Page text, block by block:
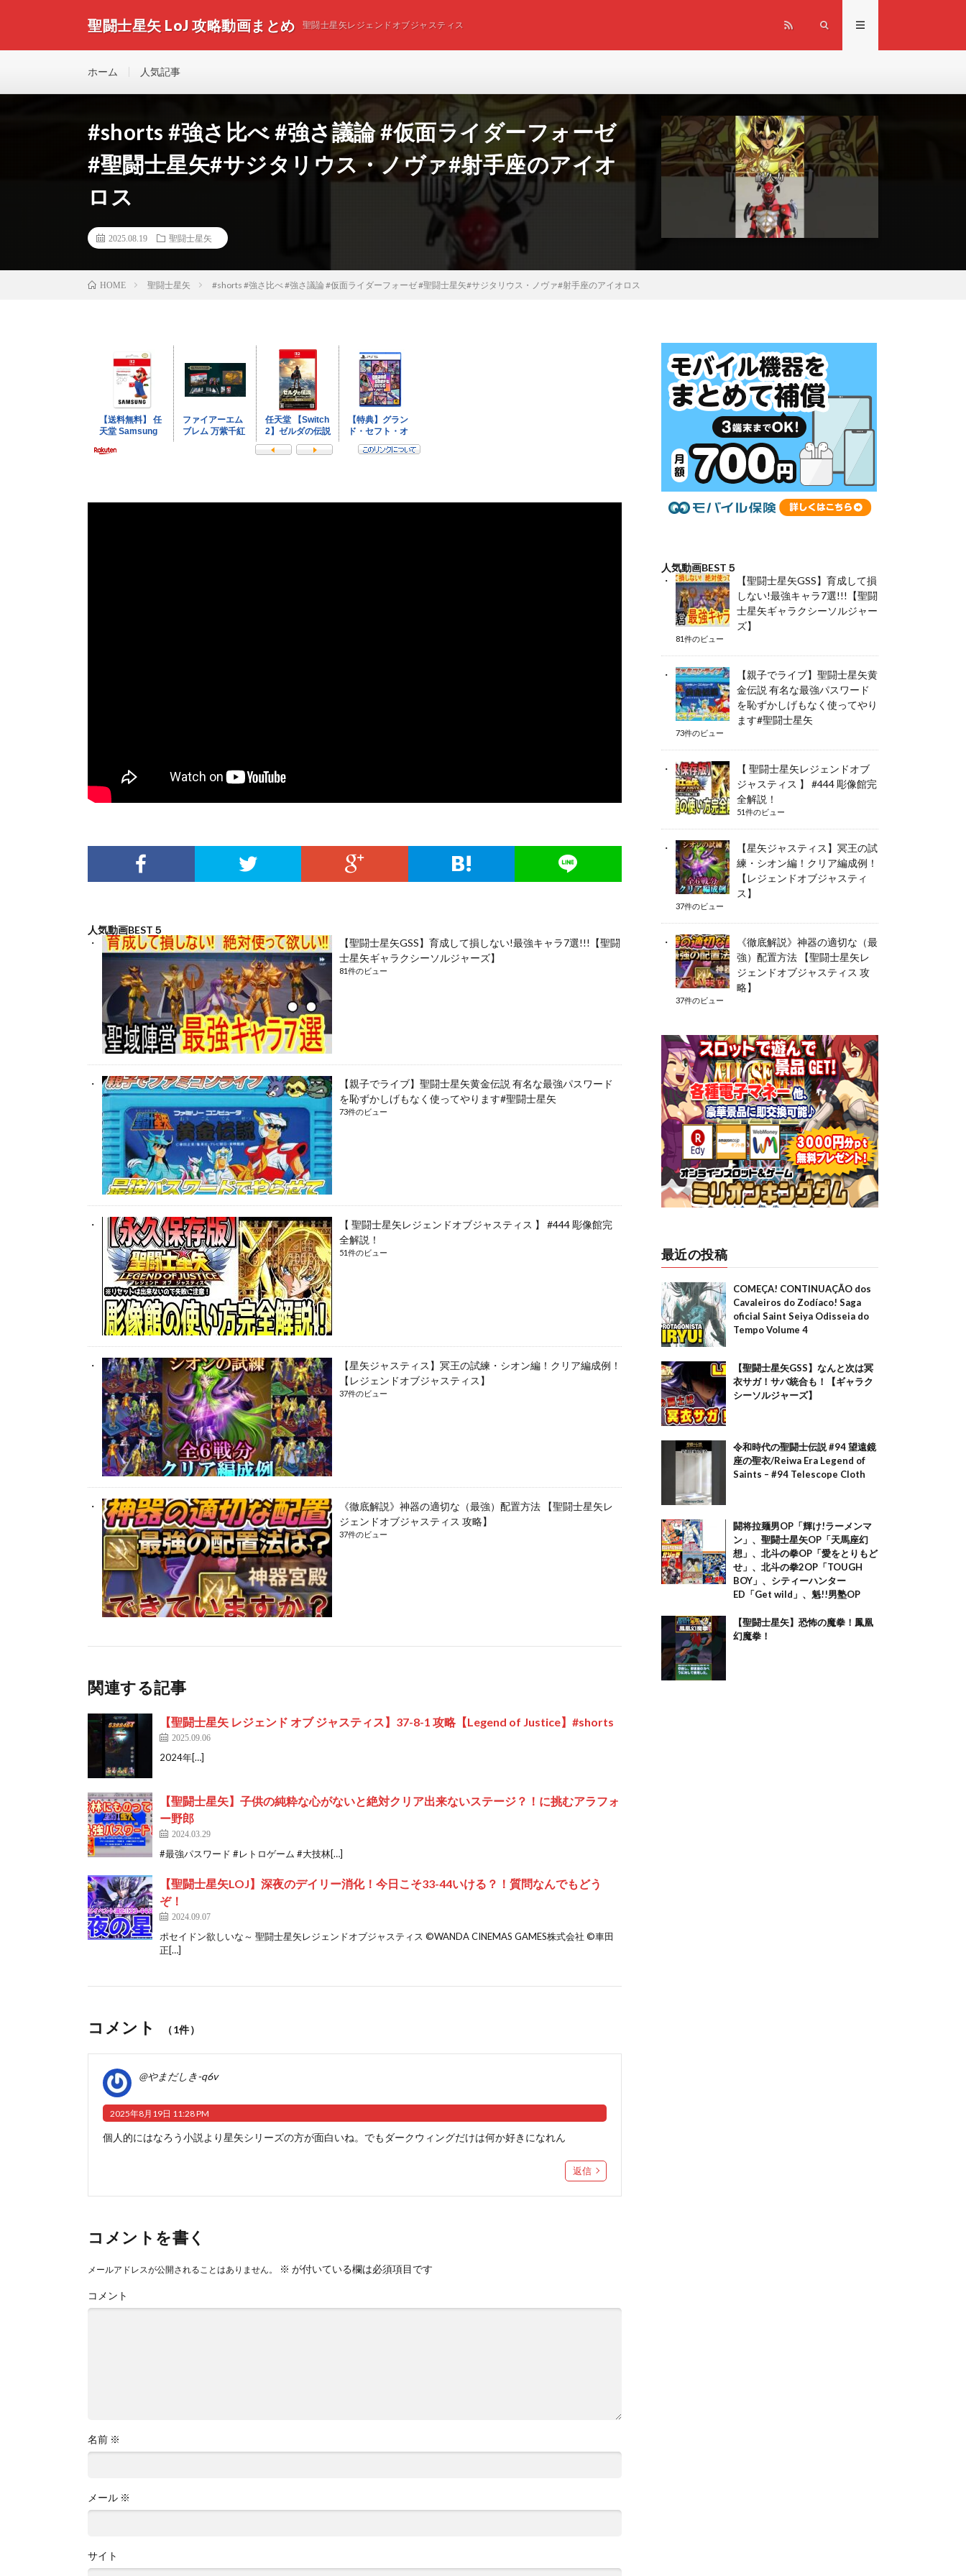
聖闘士星矢 LoJ 攻略動画まとめ 聖闘士星矢レジェンドオブジャスティス
ホーム 人気記事
#shorts #強さ比べ #強さ議論 #仮面ライダーフォーゼ
#聖闘士星矢#サジタリウス・ノヴァ#射手座のアイオ
ロス
2025.08.19 聖闘士星矢
HOME 聖闘士星矢 #shorts #強さ比べ #強さ議論 #仮面ライダーフォーゼ #聖闘士星矢#サジタリウス・ノヴァ#射手座のアイオロス
人気動画BEST５
【聖闘士星矢GSS】育成して損しない!最強キャラ7選!!!【聖闘
士星矢ギャラクシーソルジャーズ】
81件のビュー
【親子でライブ】聖闘士星矢黄金伝説 有名な最強パスワード
を恥ずかしげもなく使ってやります#聖闘士星矢
73件のビュー
【 聖闘士星矢レジェンドオブジャスティス 】 #444 彫像館完
全解説！
51件のビュー
【星矢ジャスティス】冥王の試練・シオン編！クリア編成例！
【レジェンドオブジャスティス】
37件のビュー
《徹底解説》神器の適切な（最強）配置方法 【聖闘士星矢レ
ジェンドオブジャスティス 攻略】
37件のビュー
関連する記事
【聖闘士星矢 レジェンド オブ ジャスティス】37-8-1 攻略【Legend of Justice】#shorts
2025.09.06
2024年[…]
【聖闘士星矢】子供の純粋な心がないと絶対クリア出来ないステージ？！に挑むアラフォ
ー野郎
2024.03.29
#最強パスワード #レトロゲーム #大技林[…]
【聖闘士星矢LOJ】深夜のデイリー消化！今日こそ33-44いける？！質問なんでもどう
ぞ！
2024.09.07
ポセイドン欲しいな～ 聖闘士星矢レジェンドオブジャスティス ©️WANDA CINEMAS GAMES株式会社 ©️車田
正[…]
コメント （1件）
@やまだしき-q6v
2025年8月19日 11:28 PM
個人的にはなろう小説より星矢シリーズの方が面白いね。でもダークウィングだけは何か好きになれん
返信
コメントを書く
メールアドレスが公開されることはありません。 ※ が付いている欄は必須項目です
コメント
名前 ※
メール ※
サイト
人気動画BEST５
【聖闘士星矢GSS】育成して損
しない!最強キャラ7選!!!【聖闘
士星矢ギャラクシーソルジャー
ズ】
81件のビュー
【親子でライブ】聖闘士星矢黄
金伝説 有名な最強パスワード
を恥ずかしげもなく使ってやり
ます#聖闘士星矢
73件のビュー
【 聖闘士星矢レジェンドオブ
ジャスティス 】 #444 彫像館完
全解説！
51件のビュー
【星矢ジャスティス】冥王の試
練・シオン編！クリア編成例！
【レジェンドオブジャスティ
ス】
37件のビュー
《徹底解説》神器の適切な（最
強）配置方法 【聖闘士星矢レ
ジェンドオブジャスティス 攻
略】
37件のビュー
最近の投稿
COMEÇA! CONTINUAÇÃO dos
Cavaleiros do Zodíaco! Saga
oficial Saint Seiya Odisseia do
Tempo Volume 4
【聖闘士星矢GSS】なんと次は冥
衣サガ！サバ統合も！【ギャラク
シーソルジャーズ】
令和時代の聖闘士伝説 #94 望遠鏡
座の聖衣/Reiwa Era Legend of
Saints – #94 Telescope Cloth
闘将拉麺男OP「輝け!ラーメンマ
ン」、聖闘士星矢OP「天馬座幻
想」、北斗の拳OP「愛をとりもど
せ」、北斗の拳2OP「TOUGH
BOY」、シティーハンター
ED「Get wild」、魁!!男塾OP
【聖闘士星矢】恐怖の魔拳！鳳凰
幻魔拳！